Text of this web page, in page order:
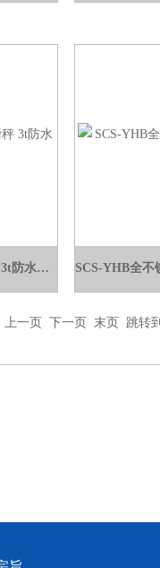
SCS-YHB化工3吨不锈钢电子磅秤 3t防水落地秤
上一页 下一页 末页 跳转